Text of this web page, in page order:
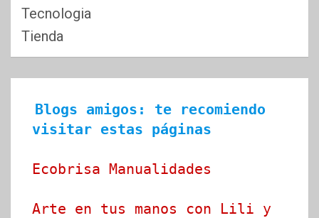
Tecnologia
Tienda
Blogs amigos: te recomiendo
visitar estas páginas
Ecobrisa Manualidades
Arte en tus manos con Lili y